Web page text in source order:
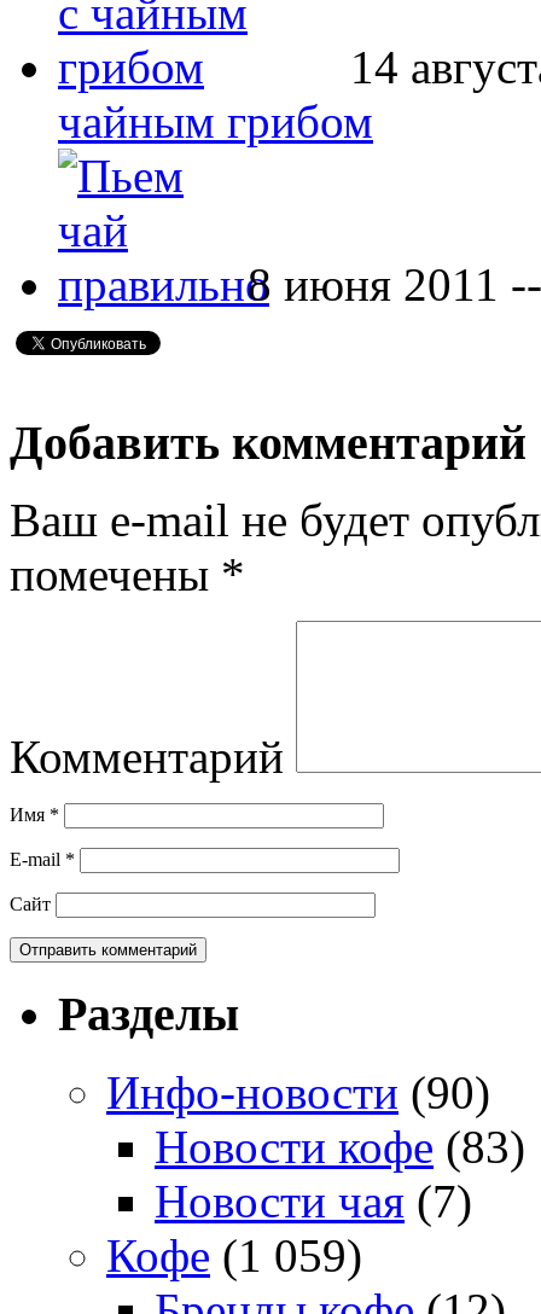
14
чайным грибом
8 июня 2011
Добавить комментарий
Ваш e-mail не будет
помечены *
Комментарий
Имя *
E-mail *
Сайт
Разделы
Инфо-новости (90)
Новости кофе (83)
Новости чая (7)
Кофе (1 059)